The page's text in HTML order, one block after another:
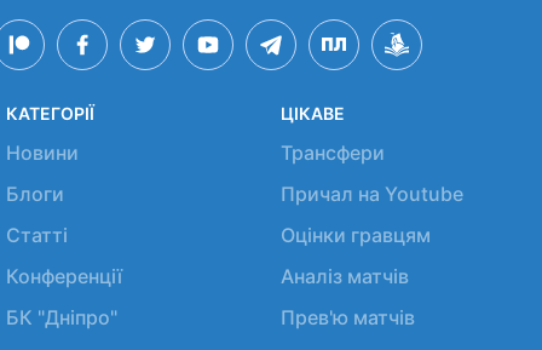
КАТЕГОРІЇ
Новини
Блоги
Статті
Конференції
БК "Дніпро"
ЦІКАВЕ
Трансфери
Причал на Youtube
Оцінки гравцям
Аналіз матчів
Прев'ю матчів